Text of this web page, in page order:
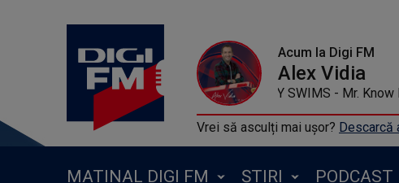
Acum la Digi FM
Alex Vidia
TEDDY SWIMS - Mr.
Vrei să asculți mai ușor? Descarcă
MATINAL DIGI FM ȘTIRI PODCAST